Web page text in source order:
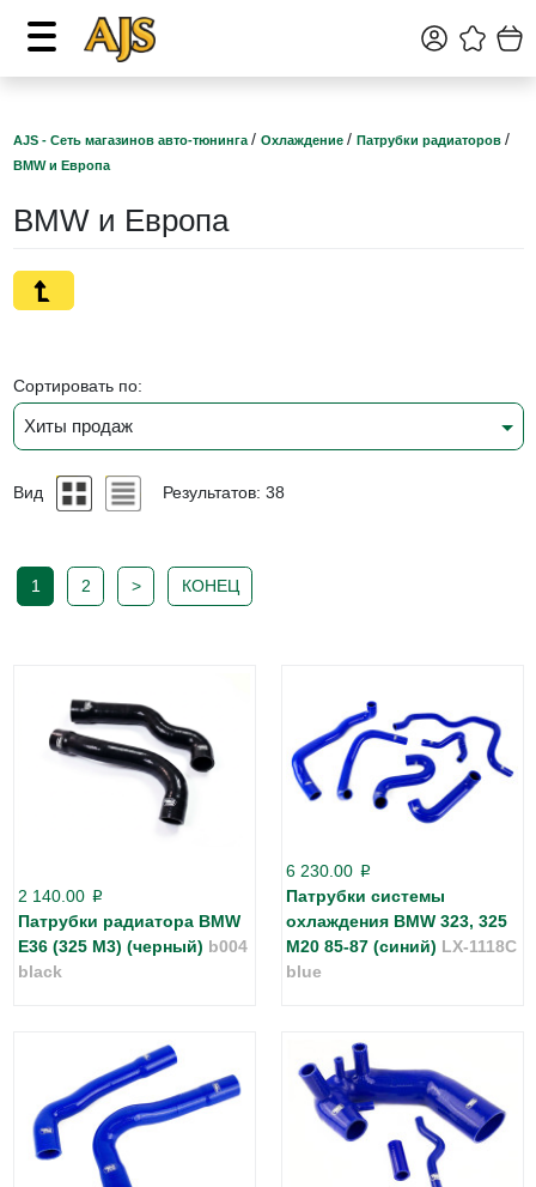
AJS - Сеть магазинов авто-тюнинга / Охлаждение / Патрубки радиаторов /
BMW и Европа
BMW и Европа
Сортировать по:
Хиты продаж
Вид Результатов: 38
1 2 > КОНЕЦ
2 140.00 p
Патрубки радиатора BMW
E36 (325 M3) (черный) b004
black
6 230.00 p
Патрубки системы
охлаждения BMW 323, 325
M20 85-87 (синий) LX-1118C
blue